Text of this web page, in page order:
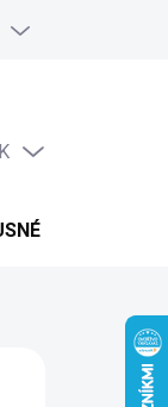
MOBILNÉ